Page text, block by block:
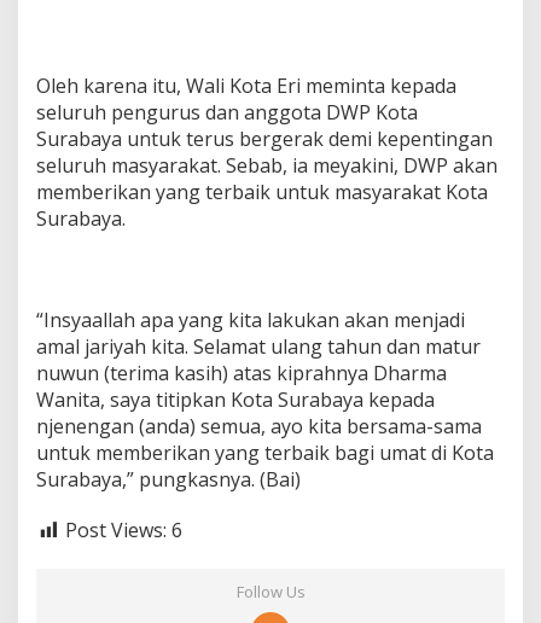
Oleh karena itu, Wali Kota Eri meminta kepada
seluruh pengurus dan anggota DWP Kota
Surabaya untuk terus bergerak demi kepentingan
seluruh masyarakat. Sebab, ia meyakini, DWP akan
memberikan yang terbaik untuk masyarakat Kota
Surabaya.
“Insyaallah apa yang kita lakukan akan menjadi
amal jariyah kita. Selamat ulang tahun dan matur
nuwun (terima kasih) atas kiprahnya Dharma
Wanita, saya titipkan Kota Surabaya kepada
njenengan (anda) semua, ayo kita bersama-sama
untuk memberikan yang terbaik bagi umat di Kota
Surabaya,” pungkasnya. (Bai)
Post Views: 6
Follow Us